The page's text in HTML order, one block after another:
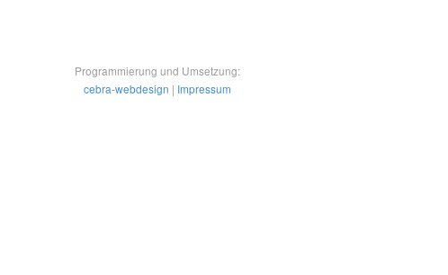
Programmierung und Umsetzung:
cebra-webdesign | Impressum